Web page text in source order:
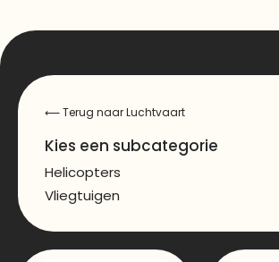
⟵Terug naar Luchtvaart
Kies een subcategorie
Helicopters
Vliegtuigen